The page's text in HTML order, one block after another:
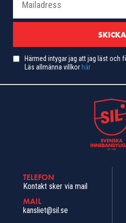
Härmed intygar jag att jag läst och
Läs allmänna villkor här
TELEFON
Kontakt sker via mail
MAIL
kansliet@sil.se